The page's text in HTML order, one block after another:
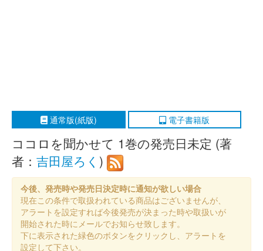
通常版(紙版) 電子書籍版
ココロを聞かせて 1巻の発売日未定 (著
者： 吉田屋ろく )
今後、発売時や発売日決定時に通知が欲しい場合
現在この条件で取扱われている商品はございませんが、
アラートを設定すれば今後発売が決まった時や取扱いが
開始された時にメールでお知らせ致します。
下に表示された緑色のボタンをクリックし、アラートを
設定して下さい。